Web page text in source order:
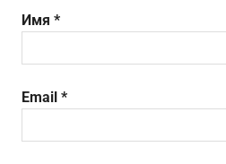
Имя *
Email *